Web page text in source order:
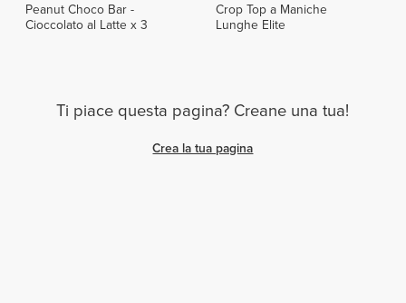
Peanut Choco Bar -
Cioccolato al Latte x 3
Crop Top a Maniche
Lunghe Elite
Ti piace questa pagina? Creane una tua!
Crea la tua pagina